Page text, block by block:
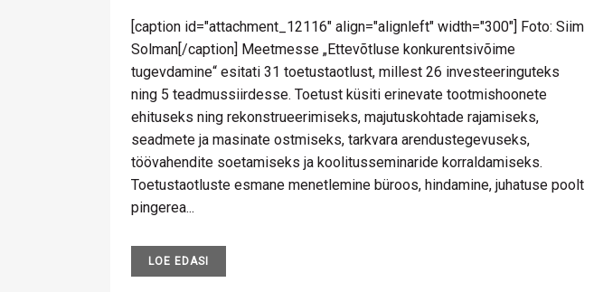
[caption id="attachment_12116" align="alignleft" width="300"] Foto: Siim
Solman[/caption] Meetmesse „Ettevõtluse konkurentsivõime
tugevdamine“ esitati 31 toetustaotlust, millest 26 investeeringuteks
ning 5 teadmussiirdesse. Toetust küsiti erinevate tootmishoonete
ehituseks ning rekonstrueerimiseks, majutuskohtade rajamiseks,
seadmete ja masinate ostmiseks, tarkvara arendustegevuseks,
töövahendite soetamiseks ja koolitusseminaride korraldamiseks.
Toetustaotluste esmane menetlemine büroos, hindamine, juhatuse poolt
pingerea...
LOE EDASI